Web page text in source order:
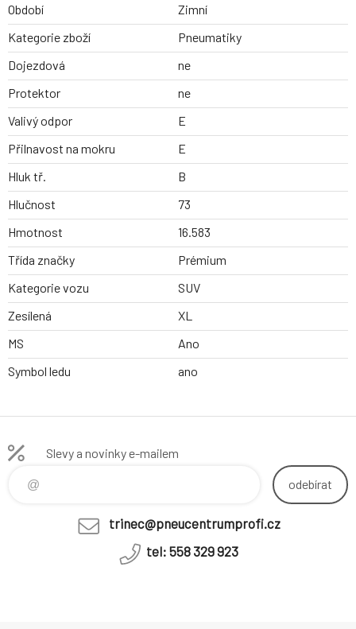
Období
Zimní
Kategorie zboží
Pneumatiky
Dojezdová
ne
Protektor
ne
Valivý odpor
E
Přilnavost na mokru
E
Hluk tř.
B
Hlučnost
73
Hmotnost
16.583
Třída značky
Prémium
Kategorie vozu
SUV
Zesílená
XL
MS
Ano
Symbol ledu
ano
Slevy a novinky e-mailem
odebírat
trinec@pneucentrumprofi.cz
tel: 558 329 923